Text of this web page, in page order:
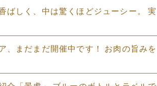
ばしく、中は驚くほどジューシー。 実
、まだまだ開催中です！ お肉の旨みを